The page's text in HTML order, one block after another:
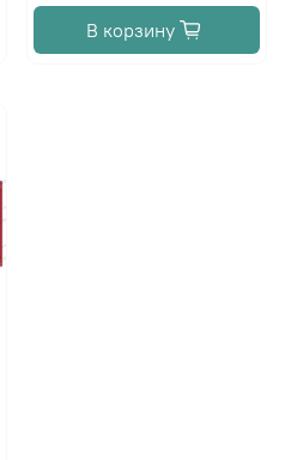
В корзину